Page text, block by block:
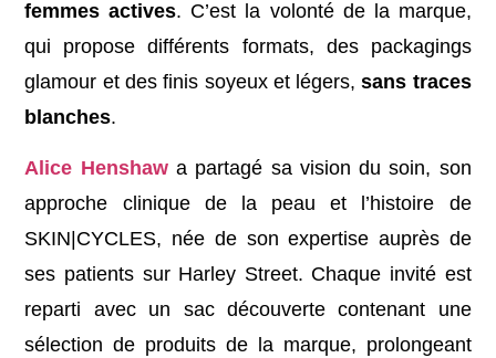
femmes actives. C’est la volonté de la marque,
qui propose différents formats, des packagings
glamour et des finis soyeux et légers,sans traces
blanches.
Alice Henshawa partagé sa vision du soin, son
approche clinique de la peau et l’histoire de
SKIN|CYCLES, née de son expertise auprès de
ses patients sur Harley Street. Chaque invité est
reparti avec un sac découverte contenant une
sélection de produits de la marque, prolongeant